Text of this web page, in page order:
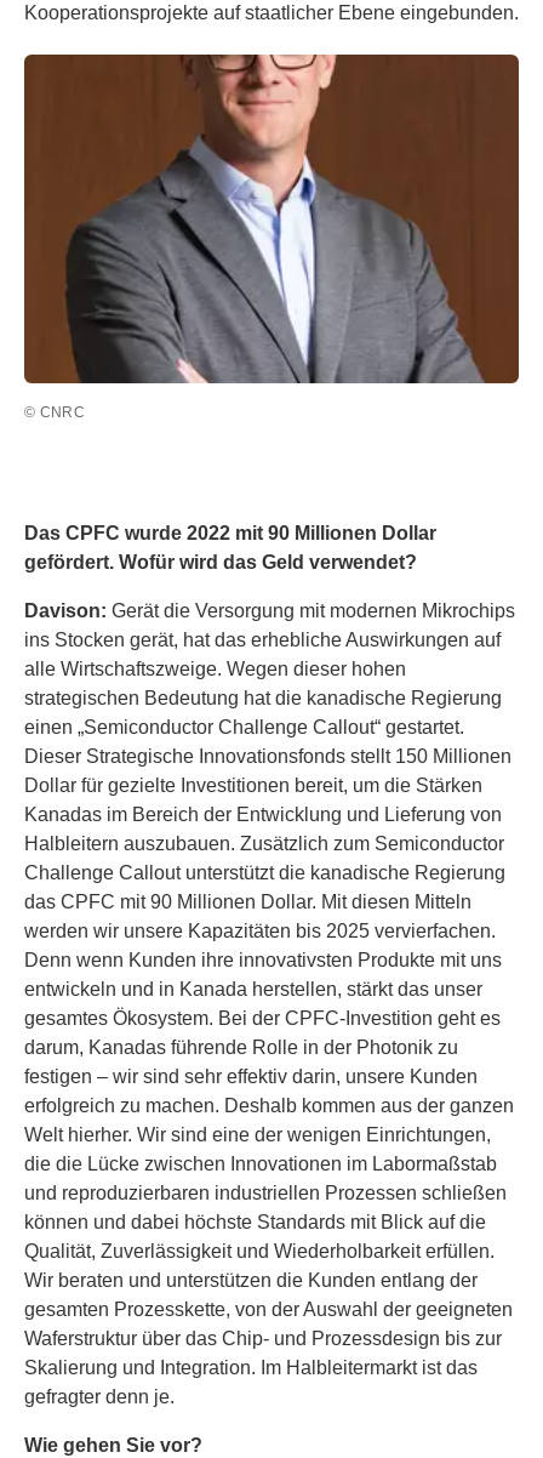
Kooperationsprojekte auf staatlicher Ebene eingebunden.
© CNRC
Das CPFC wurde 2022 mit 90 Millionen Dollar
gefördert. Wofür wird das Geld verwendet?
Davison: Gerät die Versorgung mit modernen Mikrochips
ins Stocken gerät, hat das erhebliche Auswirkungen auf
alle Wirtschaftszweige. Wegen dieser hohen
strategischen Bedeutung hat die kanadische Regierung
einen „Semiconductor Challenge Callout“ gestartet.
Dieser Strategische Innovationsfonds stellt 150 Millionen
Dollar für gezielte Investitionen bereit, um die Stärken
Kanadas im Bereich der Entwicklung und Lieferung von
Halbleitern auszubauen. Zusätzlich zum Semiconductor
Challenge Callout unterstützt die kanadische Regierung
das CPFC mit 90 Millionen Dollar. Mit diesen Mitteln
werden wir unsere Kapazitäten bis 2025 vervierfachen.
Denn wenn Kunden ihre innovativsten Produkte mit uns
entwickeln und in Kanada herstellen, stärkt das unser
gesamtes Ökosystem. Bei der CPFC-Investition geht es
darum, Kanadas führende Rolle in der Photonik zu
festigen – wir sind sehr effektiv darin, unsere Kunden
erfolgreich zu machen. Deshalb kommen aus der ganzen
Welt hierher. Wir sind eine der wenigen Einrichtungen,
die die Lücke zwischen Innovationen im Labormaßstab
und reproduzierbaren industriellen Prozessen schließen
können und dabei höchste Standards mit Blick auf die
Qualität, Zuverlässigkeit und Wiederholbarkeit erfüllen.
Wir beraten und unterstützen die Kunden entlang der
gesamten Prozesskette, von der Auswahl der geeigneten
Waferstruktur über das Chip- und Prozessdesign bis zur
Skalierung und Integration. Im Halbleitermarkt ist das
gefragter denn je.
Wie gehen Sie vor?